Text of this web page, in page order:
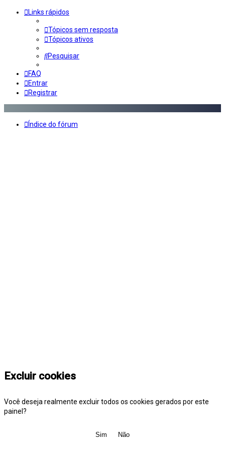
Links rápidos
Tópicos sem resposta
Tópicos ativos
Pesquisar
FAQ
Entrar
Registrar
Índice do fórum
Excluir cookies
Você deseja realmente excluir todos os cookies gerados por este
painel?